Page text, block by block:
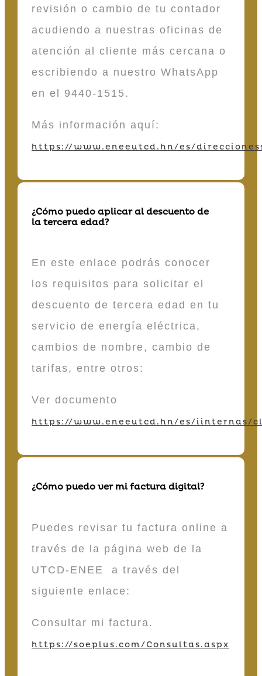
revisión o cambio de tu contador
acudiendo a nuestras oficinas de
atención al cliente más cercana o
escribiendo a nuestro WhatsApp
en el 9440-1515.
Más información aquí:
https://www.eneeutcd.hn/es/
¿Cómo puedo aplicar al descuento de
la tercera edad?
En este enlace podrás conocer
los requisitos para solicitar el
descuento de tercera edad en tu
servicio de energía eléctrica,
cambios de nombre, cambio de
tarifas, entre otros:
Ver documento
https://www.eneeutcd.hn/es/iinternas/
¿Cómo puedo ver mi factura digital?
Puedes revisar tu factura online a
través de la página web de la
UTCD-ENEE a través del
siguiente enlace:
Consultar mi factura.
https://soeplus.com/Consultas.aspx